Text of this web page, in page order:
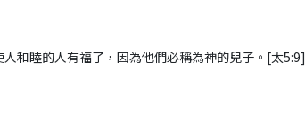
人和睦的人有福了，因為他們必稱為神的兒子。[太5:9]